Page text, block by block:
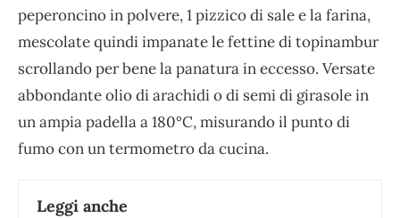
peperoncino in polvere, 1 pizzico di sale e la farina,
mescolate quindi impanate le fettine di topinambur
scrollando per bene la panatura in eccesso. Versate
abbondante olio di arachidi o di semi di girasole in
un ampia padella a 180°C, misurando il punto di
fumo con un termometro da cucina.
Leggi anche